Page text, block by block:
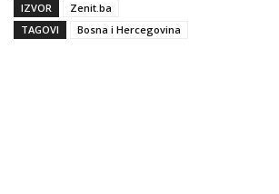
IZVOR
Zenit.ba
TAGOVI
Bosna i Hercegovina